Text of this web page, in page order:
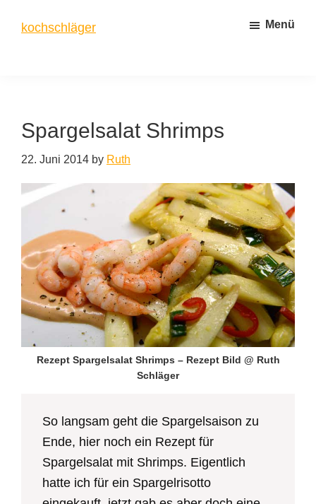
Inhalt
Seitenspalte
kochschläger Menü
Spargelsalat Shrimps
22. Juni 2014 by Ruth
Rezept Spargelsalat Shrimps – Rezept Bild @ Ruth
Schläger
So langsam geht die Spargelsaison zu
Ende, hier noch ein Rezept für
Spargelsalat mit Shrimps. Eigentlich
hatte ich für ein Spargelrisotto